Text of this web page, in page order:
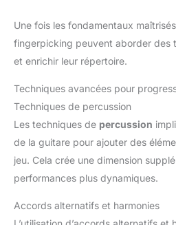
Une fois les fondamentaux
fingerpicking peuvent aborder des
et enrichir leur répertoire.
Techniques avancées pour
Techniques de percussion
Les techniques de percussion
de la guitare pour ajouter des
jeu. Cela crée une dimension
performances plus dynamiques.
Accords alternatifs et harmonies